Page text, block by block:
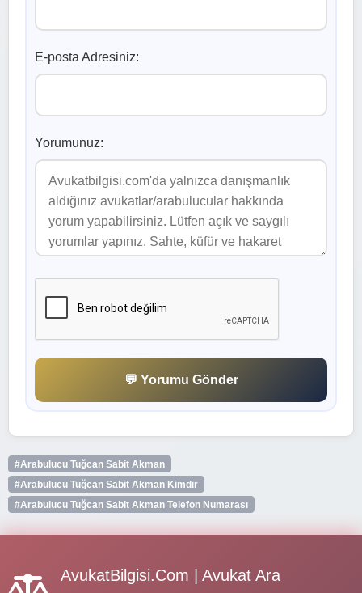
E-posta Adresiniz:
Yorumunuz:
💬 Yorumu Gönder
#Arabulucu Tuğcan Sabit Akman
#Arabulucu Tuğcan Sabit Akman Kimdir
#Arabulucu Tuğcan Sabit Akman Telefon Numarası
AvukatBilgisi.Com | Avukat Ara